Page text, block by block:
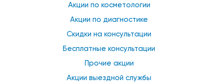
Акции по косметологии
Акции по диагностике
Скидки на консультации
Бесплатные консультации
Прочие акции
Акции выездной службы